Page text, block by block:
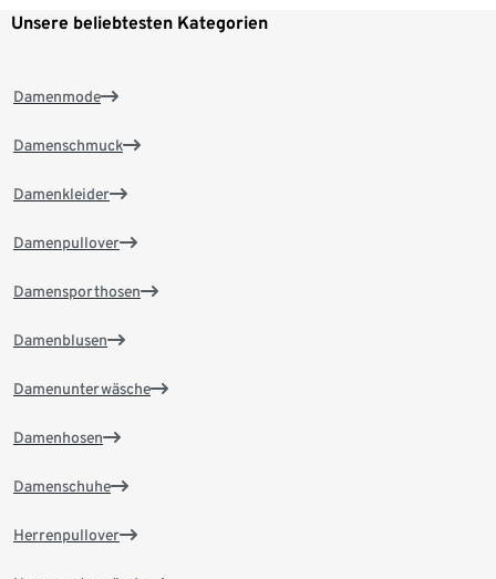
Unsere beliebtesten Kategorien
Damenmode
Damenschmuck
Damenkleider
Damenpullover
Damensporthosen
Damenblusen
Damenunterwäsche
Damenhosen
Damenschuhe
Herrenpullover